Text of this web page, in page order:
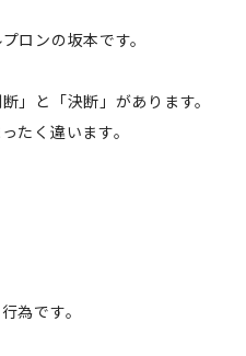
ロンの坂本です。
」と「決断」があります。
たく違います。
為です。